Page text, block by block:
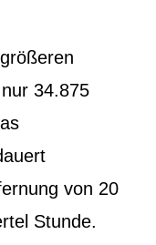
34.875
von 20
Stunde.